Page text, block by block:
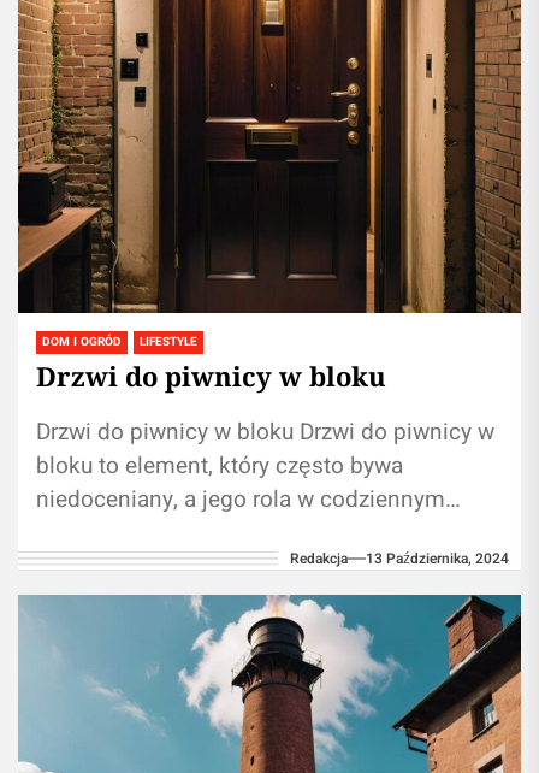
DOM I OGRÓD LIFESTYLE
Drzwi do piwnicy w bloku
Drzwi do piwnicy w bloku Drzwi do piwnicy w
bloku to element, który często bywa
niedoceniany, a jego rola w codziennym
Redakcja 13 Października, 2024